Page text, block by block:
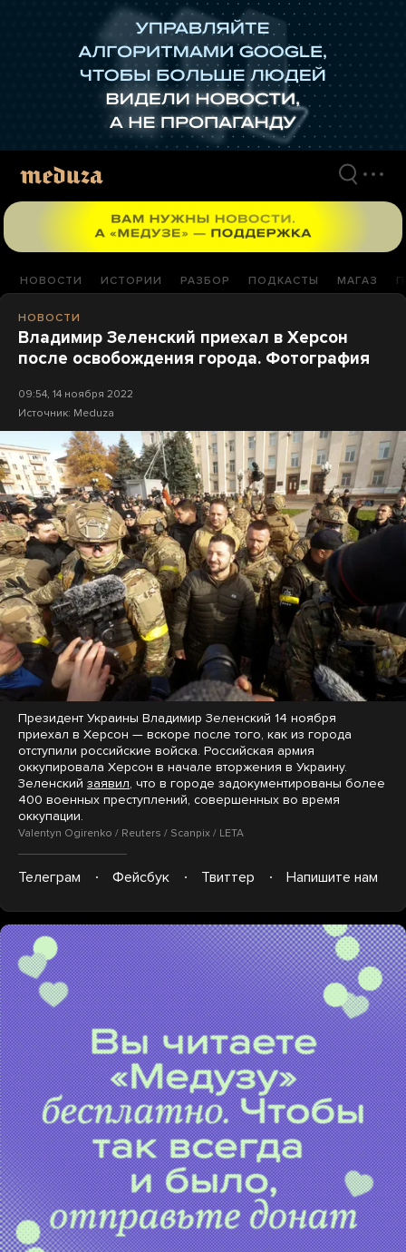
НОВОСТИ ИСТОРИИ РАЗБОР ПОДКАСТЫ МАГАЗ
НОВОСТИ
Владимир Зеленский приехал в Херсон
после освобождения города. Фотография
09:54, 14 ноября 2022
Источник: Meduza
Президент Украины Владимир Зеленский 14 ноября
приехал в Херсон — вскоре после того, как из города
отступили российские войска. Российская армия
оккупировала Херсон в начале вторжения в Украину.
Зеленский заявил, что в городе задокументированы более
400 военных преступлений, совершенных во время
оккупации.
Valentyn Ogirenko / Reuters / Scanpix / LETA
Телеграм Фейсбук Твиттер Напишите нам